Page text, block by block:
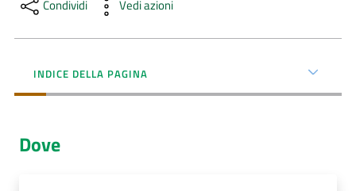
Luoghi
di
Menu selezionato
AUSL
Condividi Vedi azioni
INDICE DELLA PAGINA
Dove